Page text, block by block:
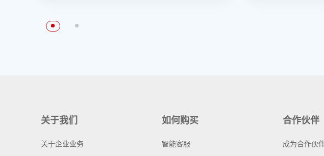
关于我们
关于企业业务
如何购买
智能客服
合作伙伴
成为合作伙